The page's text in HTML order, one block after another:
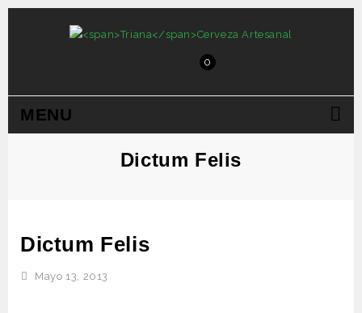
0
MENU
Dictum Felis
Dictum Felis
Mayo 13, 2013